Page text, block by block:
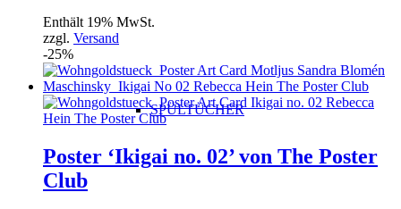
SPÜLTÜCHER
Enthält 19% MwSt.
zzgl. Versand
-25%
Poster ‘Ikigai no. 02’ von The Poster
Club